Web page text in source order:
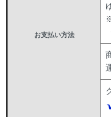
お支払い方法